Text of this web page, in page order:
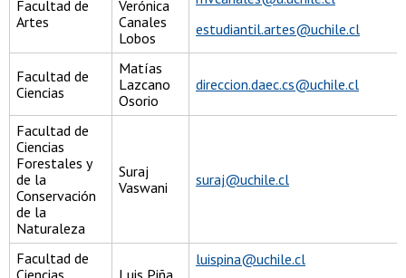
Facultad de
Artes
Verónica
Canales
Lobos
estudiantil.artes@uchile.cl
Facultad de
Ciencias
Matías
Lazcano
Osorio
direccion.daec.cs@uchile.cl
Facultad de
Ciencias
Forestales y
de la
Conservación
de la
Naturaleza
Suraj
Vaswani
suraj@uchile.cl
Facultad de
luispina@uchile.cl